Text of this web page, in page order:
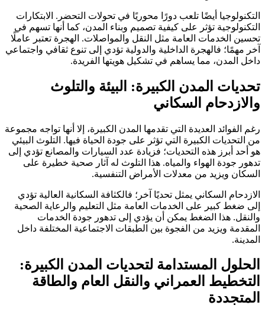
التكنولوجيا أيضًا تلعب دورًا محوريًا في تحولات التحضر. الابتكارات
التكنولوجية تؤثر على كيفية تصميم وبناء المدن، كما أنها تسهم في
تحسين الخدمات العامة مثل النقل والمواصلات. الهجرة تعتبر عاملًا
آخر مهمًا؛ فالهجرة الداخلية والدولية تؤدي إلى تنوع ثقافي واجتماعي
داخل المدن، مما يساهم في تشكيل هويتها الفريدة.
تحديات المدن الكبيرة: البيئة والتلوث
والازدحام السكاني
رغم الفوائد العديدة التي تقدمها المدن الكبيرة، إلا أنها تواجه مجموعة
من التحديات الكبيرة التي تؤثر على جودة الحياة فيها. التلوث البيئي
هو أحد أبرز هذه التحديات؛ فزيادة عدد السيارات والمصانع تؤدي إلى
تدهور جودة الهواء والمياه. هذا التلوث له آثار صحية خطيرة على
السكان ويزيد من معدلات الأمراض التنفسية.
الازدحام السكاني يمثل تحديًا آخر؛ فالكثافة السكانية العالية تؤدي
إلى ضغط كبير على الخدمات العامة مثل التعليم والرعاية الصحية
والنقل. هذا الضغط يمكن أن يؤدي إلى تدهور جودة الخدمات
المقدمة ويزيد من الفجوة بين الطبقات الاجتماعية المختلفة داخل
المدينة.
الحلول المستدامة لتحديات المدن الكبيرة:
التخطيط العمراني والنقل العام والطاقة
المتجددة